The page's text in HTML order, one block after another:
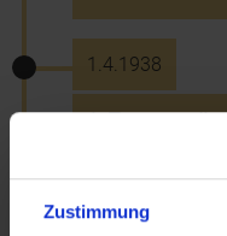
Zustimmung
1.4.1938
1. Transport
das KZ